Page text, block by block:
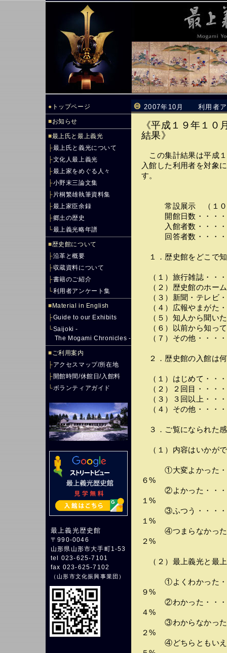
● トップページ
■お知らせ
■最上氏と最上義光
├最上氏と義光について
├文化人最上義光
├最上家をめぐる人々
├小野末三論文集
├ 片桐繁雄執筆資料集
├最上家臣余録
├郷土の歴史
└最上義光略年譜
■歴史館について
├沿革と概要
├収蔵資料について
├書籍のご紹介
└利用者アンケート集
■ Material in English
├Guide to our Exhibits
└Saijoki -
The Mogami Chronicles -
■ご利用案内
├アクセスマップ/所在地
├開館時間/休館日/入館料
└ボランティアガイド
最上義光歴史館
〒990-0046
山形県山形市大手町1-53
tel 023-625-7101
fax 023-625-7102
（山形市文化振興事業団 ）
2007年10月 利用者ア
《平成１９年１
結果》
この集計結果は平成
入館した利用者を対象
す。
常設展示 （１０/
開館日数・・・・
入館者数・・・・
回答者数・・・・
１．歴史館をどこで
（１）旅行雑誌・・
（２）歴史館のホー
（３）新聞・テレビ
（４）広報やまがた
（５）知人から聞い
（６）以前から知っ
（７）その他・・・
２．歴史館の入館は
（１）はじめて・・
（２）２回目・・・
（３）３回以上・・
（４）その他・・・
３．ご覧になられた
（１）内容はいかが
①大変よかった・・
６%
②よかった・・・・
１%
③ふつう・・・・・
１%
④つまらなかった・
２%
（２）最上義光と最
①よくわかった・・
９%
②わかった・・・・
４%
③わからなかった・
２%
④どちらともいえな